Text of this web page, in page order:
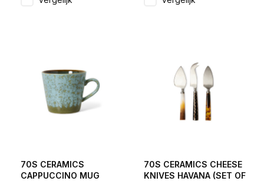
70S CERAMICS
CAPPUCCINO MUG
70S CERAMICS CHEESE
KNIVES HAVANA (SET OF